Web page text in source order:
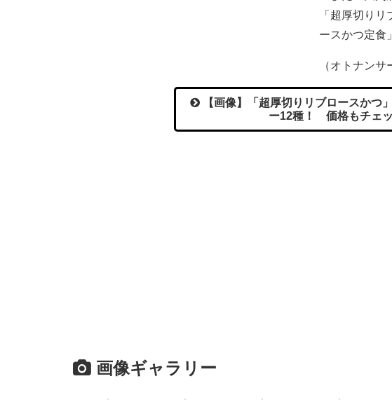
「超厚切り
ースかつ定食
（オトナンサ
【画像】「超厚切りリブロースかつ
ー12種！ 価格もチェッ
画像ギャラリー